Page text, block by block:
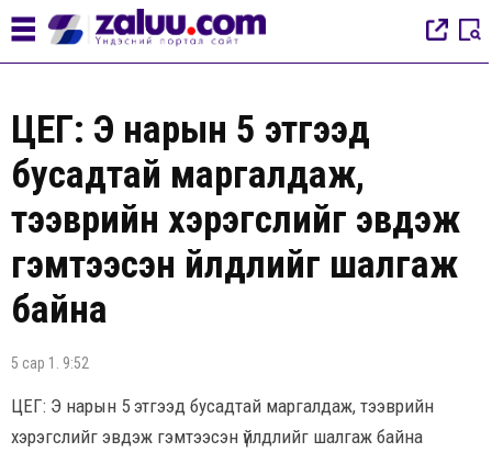
ЦЕГ: Э нарын 5 этгээд
бусадтай маргалдаж,
тээврийн хэрэгслийг эвдэж
гэмтээсэн үйлдлийг шалгаж
байна
5 сар 1. 9:52
ЦЕГ: Э нарын 5 этгээд бусадтай маргалдаж, тээврийн
хэрэгслийг эвдэж гэмтээсэн үйлдлийг шалгаж байна